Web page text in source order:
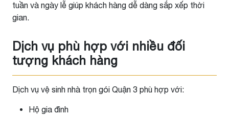
tuần và ngày lễ giúp khách hàng dễ dàng sắp xếp thời
gian.
Dịch vụ phù hợp với nhiều đối
tượng khách hàng
Dịch vụ vệ sinh nhà trọn gói Quận 3 phù hợp với:
Hộ gia đình